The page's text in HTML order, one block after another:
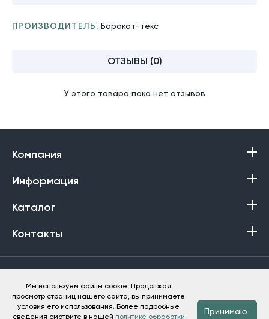
ПРОИЗВОДИТЕЛЬ: Баракат-текс
ОТЗЫВЫ (0)
У этого товара пока нет отзывов
Компания
Информация
Каталог
Контакты
Баракат-Текс © 2013-2026
Мы используем файлы cookie. Продолжая
просмотр страниц нашего сайта, вы принимаете
условия его использования. Более подробные
сведения смотрите в нашей политике обработки
Принимаю